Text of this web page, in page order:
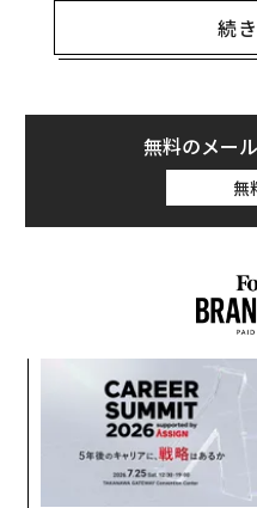
インドの富豪アダニ、ムンバイの
2024年版「インドの富豪100人」
インドの富豪アダニ、世界最大の
ゴ
米証券取引委員会（SEC
の旗艦企業であるアダニ
ポーツの株価は最大23％
ナジーの株価も約20％下
億ドル（約930億円）の
ムバーグが報じている。
フォーブスのリアルタイ
有資産は、11月21日に
少して577億ドル（約8兆
ニ・グループの事業領域
ト、発電などの多岐に及
は、これらの告発は根拠
段を講じる」と述べている。
続
無料のメー
無